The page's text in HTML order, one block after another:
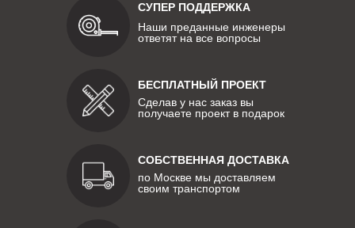
СУПЕР ПОДДЕРЖКА
Наши преданные инженеры
ответят на все вопросы
БЕСПЛАТНЫЙ ПРОЕКТ
Сделав у нас заказ вы
получаете проект в подарок
СОБСТВЕННАЯ ДОСТАВКА
по Москве мы доставляем
своим транспортом